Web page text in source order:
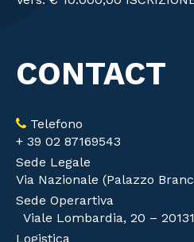
CONTACT
Telefono
+ 39 02 87169543
Sede Legale
Via Nazionale (Palazzo
Sede Operartiva
Viale Lombardia, 20 –
Logistica